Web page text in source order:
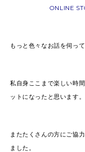
ONLINE
もっと色々なお話を伺っ
私自身ここまで楽しい時
ットになったと思います。
またたくさんの方にご協
ました。